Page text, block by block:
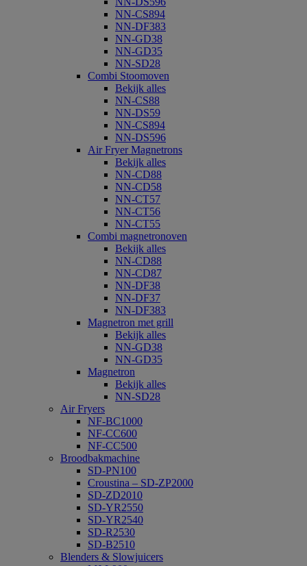
NN-CS894
NN-DF383
NN-GD38
NN-GD35
NN-SD28
Combi Stoomoven
Bekijk alles
NN-CS88
NN-DS59
NN-CS894
NN-DS596
Air Fryer Magnetrons
Bekijk alles
NN-CD88
NN-CD58
NN-CT57
NN-CT56
NN-CT55
Combi magnetronoven
Bekijk alles
NN-CD88
NN-CD87
NN-DF38
NN-DF37
NN-DF383
Magnetron met grill
Bekijk alles
NN-GD38
NN-GD35
Magnetron
Bekijk alles
NN-SD28
Air Fryers
NF-BC1000
NF-CC600
NF-CC500
Broodbakmachine
SD-PN100
Croustina – SD-ZP2000
SD-ZD2010
SD-YR2550
SD-YR2540
SD-R2530
SD-B2510
Blenders & Slowjuicers